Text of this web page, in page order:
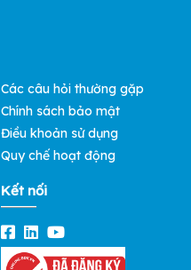
Các câu hỏi thường gặp
Chính sách bảo mật
Điều khoản sử dụng
Quy chế hoạt động
Kết nối